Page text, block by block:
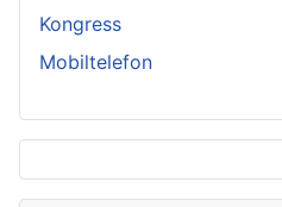
Kongress
Mobiltelefon